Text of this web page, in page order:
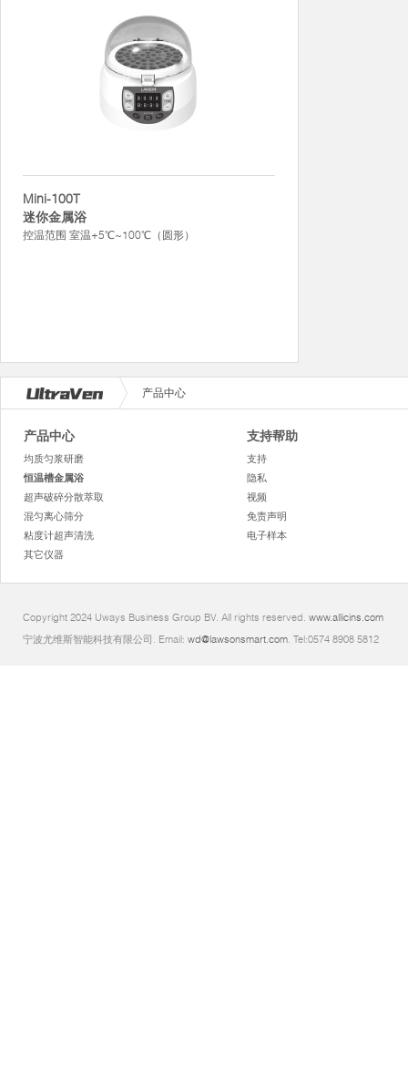
Mini-100T
迷你金属浴
控温范围 室温+5℃~100℃（圆形）
产品中心
产品中心
均质匀浆研磨
恒温槽金属浴
超声破碎分散萃取
混匀离心筛分
粘度计超声清洗
其它仪器
支持帮助
支持
隐私
视频
免责声明
电子样本
Copyright 2024 Uways Business Group BV. All rights reserved. www.allicins.com
宁波尤维斯智能科技有限公司. Email: wd@lawsonsmart.com. Tel:0574 8908 5812